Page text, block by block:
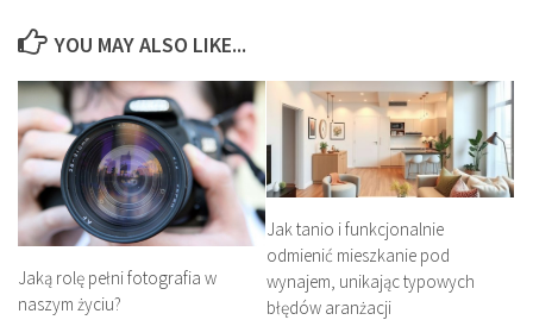
YOU MAY ALSO LIKE...
Jaką rolę pełni fotografia w
naszym życiu?
Jak tanio i funkcjonalnie
odmienić mieszkanie pod
wynajem, unikając typowych
błędów aranżacji